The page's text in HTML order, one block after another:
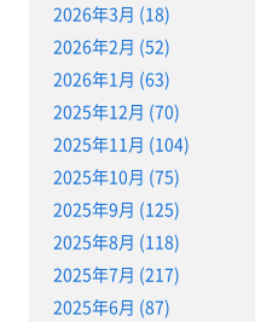
2026年3月 (18)
2026年2月 (52)
2026年1月 (63)
2025年12月 (70)
2025年11月 (104)
2025年10月 (75)
2025年9月 (125)
2025年8月 (118)
2025年7月 (217)
2025年6月 (87)